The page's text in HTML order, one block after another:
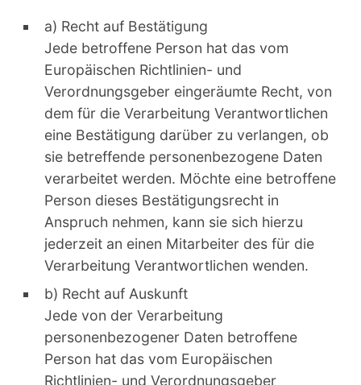
a) Recht auf Bestätigung
Jede betroffene Person hat das vom
Europäischen Richtlinien- und
Verordnungsgeber eingeräumte Recht, von
dem für die Verarbeitung Verantwortlichen
eine Bestätigung darüber zu verlangen, ob
sie betreffende personenbezogene Daten
verarbeitet werden. Möchte eine betroffene
Person dieses Bestätigungsrecht in
Anspruch nehmen, kann sie sich hierzu
jederzeit an einen Mitarbeiter des für die
Verarbeitung Verantwortlichen wenden.
b) Recht auf Auskunft
Jede von der Verarbeitung
personenbezogener Daten betroffene
Person hat das vom Europäischen
Richtlinien- und Verordnungsgeber